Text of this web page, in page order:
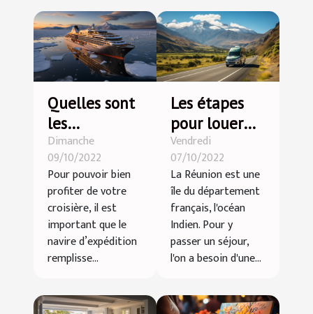
Quelles sont
les
spécificités
du nouveau
navire
d’expédition
World
Explore ?
Dimanche
09/10/2022
Pour pouvoir bien
profiter de votre
croisière, il est
important que le
navire d’expédition
remplisse...
Les étapes
pour louer
une voiture à
la Réunion
Vendredi
07/10/2022
La Réunion est une
île du département
français, l'océan
Indien. Pour y
passer un séjour,
l'on a besoin d'une...